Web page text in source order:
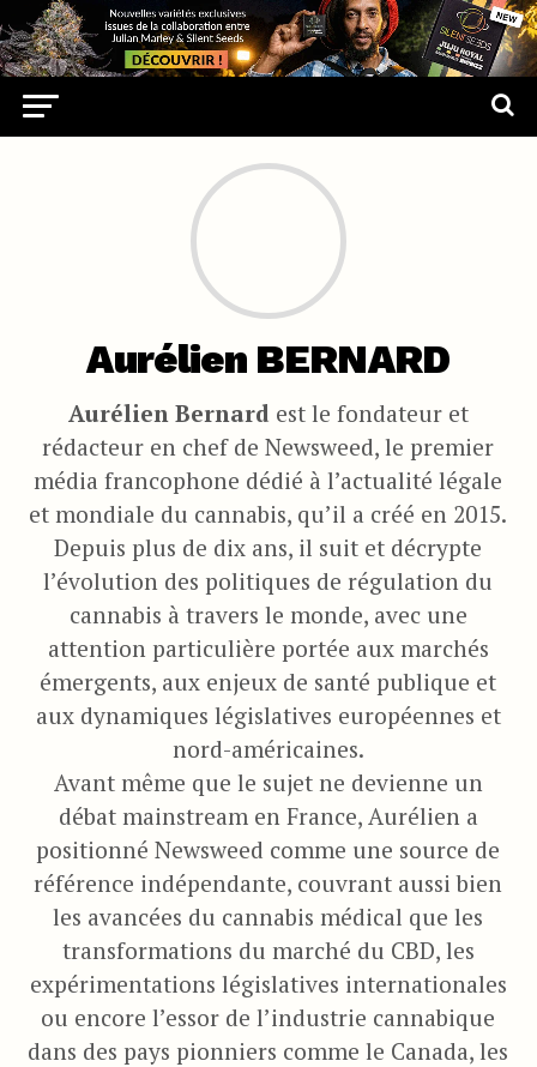
Aurélien BERNARD
Aurélien Bernard est le fondateur et
rédacteur en chef de Newsweed, le premier
média francophone dédié à l’actualité légale
et mondiale du cannabis, qu’il a créé en 2015.
Depuis plus de dix ans, il suit et décrypte
l’évolution des politiques de régulation du
cannabis à travers le monde, avec une
attention particulière portée aux marchés
émergents, aux enjeux de santé publique et
aux dynamiques législatives européennes et
nord-américaines.
Avant même que le sujet ne devienne un
débat mainstream en France, Aurélien a
positionné Newsweed comme une source de
référence indépendante, couvrant aussi bien
les avancées du cannabis médical que les
transformations du marché du CBD, les
expérimentations législatives internationales
ou encore l’essor de l’industrie cannabique
dans des pays pionniers comme le Canada, les